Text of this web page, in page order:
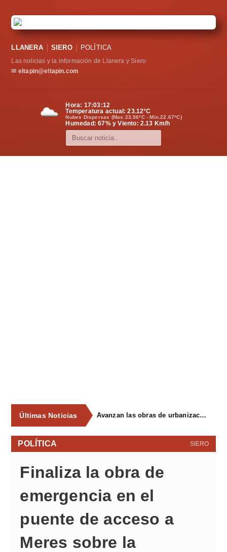
LLANERA SIERO POLÍTICA
Las noticias y la información de Llanera y Siero
✉ eltapin@eltapin.com
Hora: 17:03:13
Temperatura actual:23.12°C
Nubes Dispersas (Max.23.56ºC - Min.22.67ºC)
Humedad: 67% y Viento: 2.13 Km/h
Últimas Noticias Avanzan las obras de urbanización del parque de La Reconquista, en los terrenos del antiguo matadero de Pola de Siero
SIERO
POLÍTICA
Finaliza la obra de
emergencia en el
puente de acceso a
Meres sobre la